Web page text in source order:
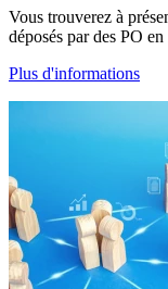
Vous trouverez à
déposés par des PO
Plus d'informations